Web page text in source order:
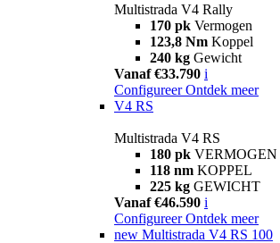
Multistrada V4 Rally
170 pk Vermogen
123,8 Nm Koppel
240 kg Gewicht
Vanaf €33.790 i
Configureer Ontdek meer
V4 RS
Multistrada V4 RS
180 pk VERMOGEN
118 nm KOPPEL
225 kg GEWICHT
Vanaf €46.590 i
Configureer Ontdek meer
new Multistrada V4 RS 100